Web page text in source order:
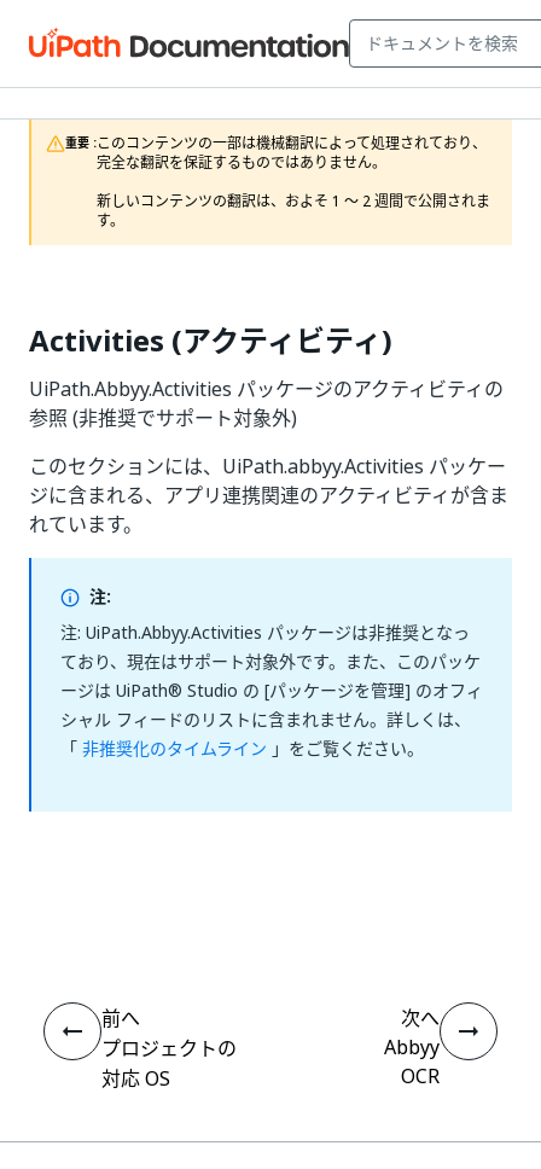
重要 :このコンテンツの一部は機械翻訳によって処理されており、
完全な翻訳を保証するものではありません。
新しいコンテンツの翻訳は、およそ 1 ～ 2 週間で公開されま
す。
Activities (アクティビティ)
UiPath.Abbyy.Activities パッケージのアクティビティの
参照 (非推奨でサポート対象外)
このセクションには、UiPath.abbyy.Activities パッケー
ジに含まれる、アプリ連携関連のアクティビティが含ま
れています。
注:
注: UiPath.Abbyy.Activities パッケージは非推奨となっ
ており、現在はサポート対象外です。また、このパッケ
ージは UiPath® Studio の [パッケージを管理] のオフィ
シャル フィードのリストに含まれません。詳しくは、
「非推奨化のタイムライン 」をご覧ください。
前へ
プロジェクトの
対応 OS
次へ
Abbyy
OCR